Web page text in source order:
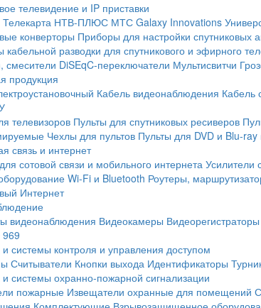
телевидение и IP приставки
Телекарта НТВ-ПЛЮС МТС Galaxy Innovations
конверторы Приборы для настройки спутниковых
разводки для спутникового и эфирного
смесители DiSEqC-переключатели Мультисвитчи
продукция
Кабель видеонаблюдения Кабель
телевизоров Пульты для спутниковых ресиверов
Чехлы для пультов Пульты для DVD и Blu-ray
связь и интернет
сотовой связи и мобильного интернета Усилители
Wi-Fi и Bluetooth Роутеры,
Интернет
видеонаблюдения Видеокамеры Видеорегистраторы
системы контроля и управления доступом
Считыватели Кнопки выхода Идентификаторы
системы охранно-пожарной сигнализации
пожарные Извещатели охранные для помещений